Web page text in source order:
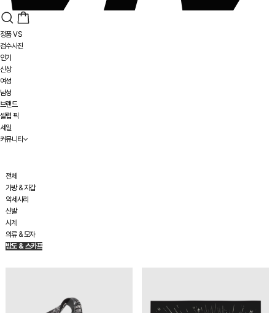
정품 VS
검수사진
인기
신상
여성
남성
브랜드
셀럽 픽
세일
커뮤니티
전체
가방 & 지갑
악세사리
신발
시계
의류 & 모자
방도 & 스카프